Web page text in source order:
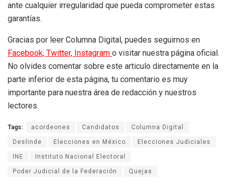
ante cualquier irregularidad que pueda comprometer estas
garantías.
Gracias por leer Columna Digital, puedes seguirnos en
Facebook, Twitter, Instagram o visitar nuestra página oficial.
No olvides comentar sobre este articulo directamente en la
parte inferior de esta página, tu comentario es muy
importante para nuestra área de redacción y nuestros
lectores.
Tags: acordeones Candidatos Columna Digital
Deslinde Elecciones en México Elecciones Judiciales
INE Instituto Nacional Electoral
Poder Judicial de la Federación Quejas